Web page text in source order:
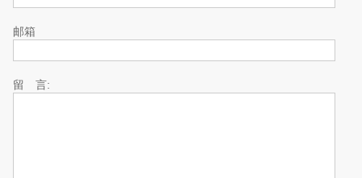
邮箱
留 言: